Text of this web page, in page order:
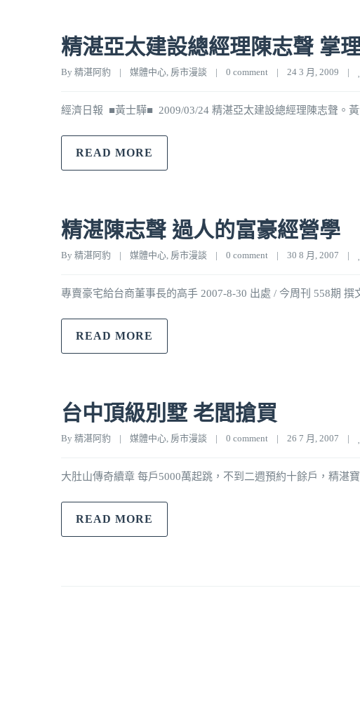
精湛亞太建設總經理陳志聲 掌
By 精湛阿豹 | 媒體中心, 房市漫談 | 0 comment | 24 3 月, 2009 |
經濟日報 ■黃士驊■ 2009/03/24 精湛亞太建設總經理陳志聲。
READ MORE
精湛陳志聲 過人的富豪經營學
By 精湛阿豹 | 媒體中心, 房市漫談 | 0 comment | 30 8 月, 2007 |
專賣豪宅給台商董事長的高手 2007-8-30 出處 / 今周刊 558期 撰
READ MORE
台中頂級別墅 老閭搶買
By 精湛阿豹 | 媒體中心, 房市漫談 | 0 comment | 26 7 月, 2007 |
大肚山傳奇續章 每戶5000萬起跳，不到二週預約十餘戶，精湛
READ MORE